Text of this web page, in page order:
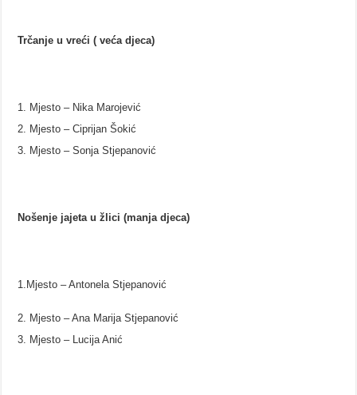
Trčanje u vreći ( veća djeca)
Mjesto – Nika Marojević
Mjesto – Ciprijan Šokić
Mjesto – Sonja Stjepanović
Nošenje jajeta u žlici (manja djeca)
1.Mjesto – Antonela Stjepanović
Mjesto – Ana Marija Stjepanović
Mjesto – Lucija Anić